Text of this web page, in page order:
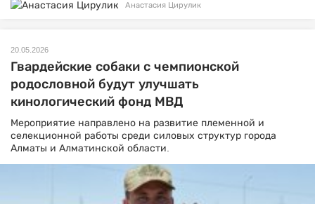
Анастасия Цирулик
20.05.2026
Гвардейские собаки с чемпионской
родословной будут улучшать
кинологический фонд МВД
Мероприятие направлено на развитие племенной и
селекционной работы среди силовых структур города
Алматы и Алматинской области.